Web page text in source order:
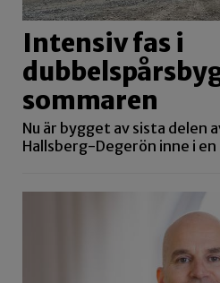
Intensiv fas i
sommaren
Nu är bygget av sista delen
Hallsberg-Degerön inne i